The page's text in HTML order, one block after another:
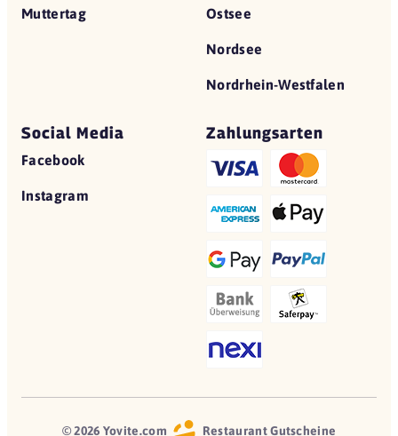
Muttertag Ostsee
Nordsee
Nordrhein-Westfalen
Social Media
Facebook
Instagram
Zahlungsarten
© 2026 Yovite.com Restaurant Gutscheine